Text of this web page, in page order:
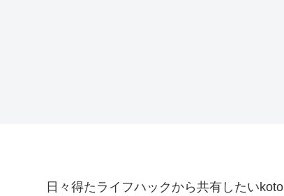
日々得たライフハックから共有したいkoto